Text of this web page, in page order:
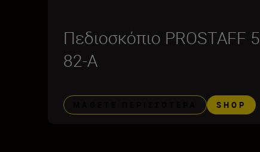
Πεδιοσκόπιο PROSTAFF 5
82-A
SHOP